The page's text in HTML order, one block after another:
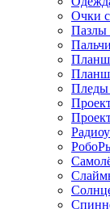
Очки
Пазлы
Пледы